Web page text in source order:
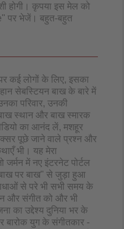
होगी। कृपया इस मेल को
पर भेजें। बहुत-बहुत
कई लोगों के लिए, इसका
सेबस्टियन बाख के बारे में
परिवार, उनकी
स्थान और बाख स्मारक
का आनंद लें, मशहूर
पूछे जाने वाले प्रश्न और
भी। यह मेरा
जर्मन में नए इंटरनेट पोर्टल
पर बाख" से जुड़ा हुआ
से परे भी सभी समय के
और संगीत को और भी
का उद्देश्य दुनिया भर के
बारोक युग के संगीतकार -